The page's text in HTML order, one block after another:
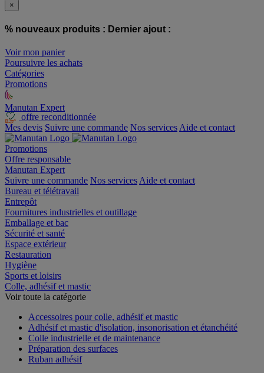
×
% nouveaux produits : Dernier ajout :
Voir mon panier
Poursuivre les achats
Catégories
Promotions
Manutan Expert
offre reconditionnée
Mes devis Suivre une commande Nos services Aide et contact
Promotions
Offre responsable
Manutan Expert
Suivre une commande Nos services Aide et contact
Bureau et télétravail
Entrepôt
Fournitures industrielles et outillage
Emballage et bac
Sécurité et santé
Espace extérieur
Restauration
Hygiène
Sports et loisirs
Colle, adhésif et mastic
Voir toute la catégorie
Accessoires pour colle, adhésif et mastic
Adhésif et mastic d'isolation, insonorisation et étanchéité
Colle industrielle et de maintenance
Préparation des surfaces
Ruban adhésif